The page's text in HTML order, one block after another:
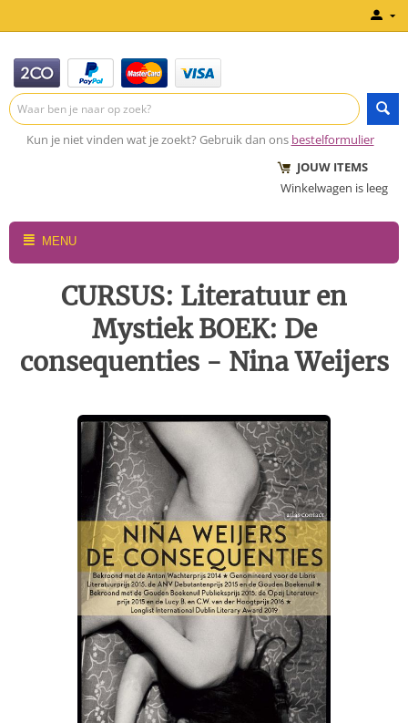
Kun je niet vinden wat je zoekt? Gebruik dan ons bestelformulier
JOUW ITEMS
Winkelwagen is leeg
MENU
CURSUS: Literatuur en
Mystiek BOEK: De
consequenties - Nina Weijers